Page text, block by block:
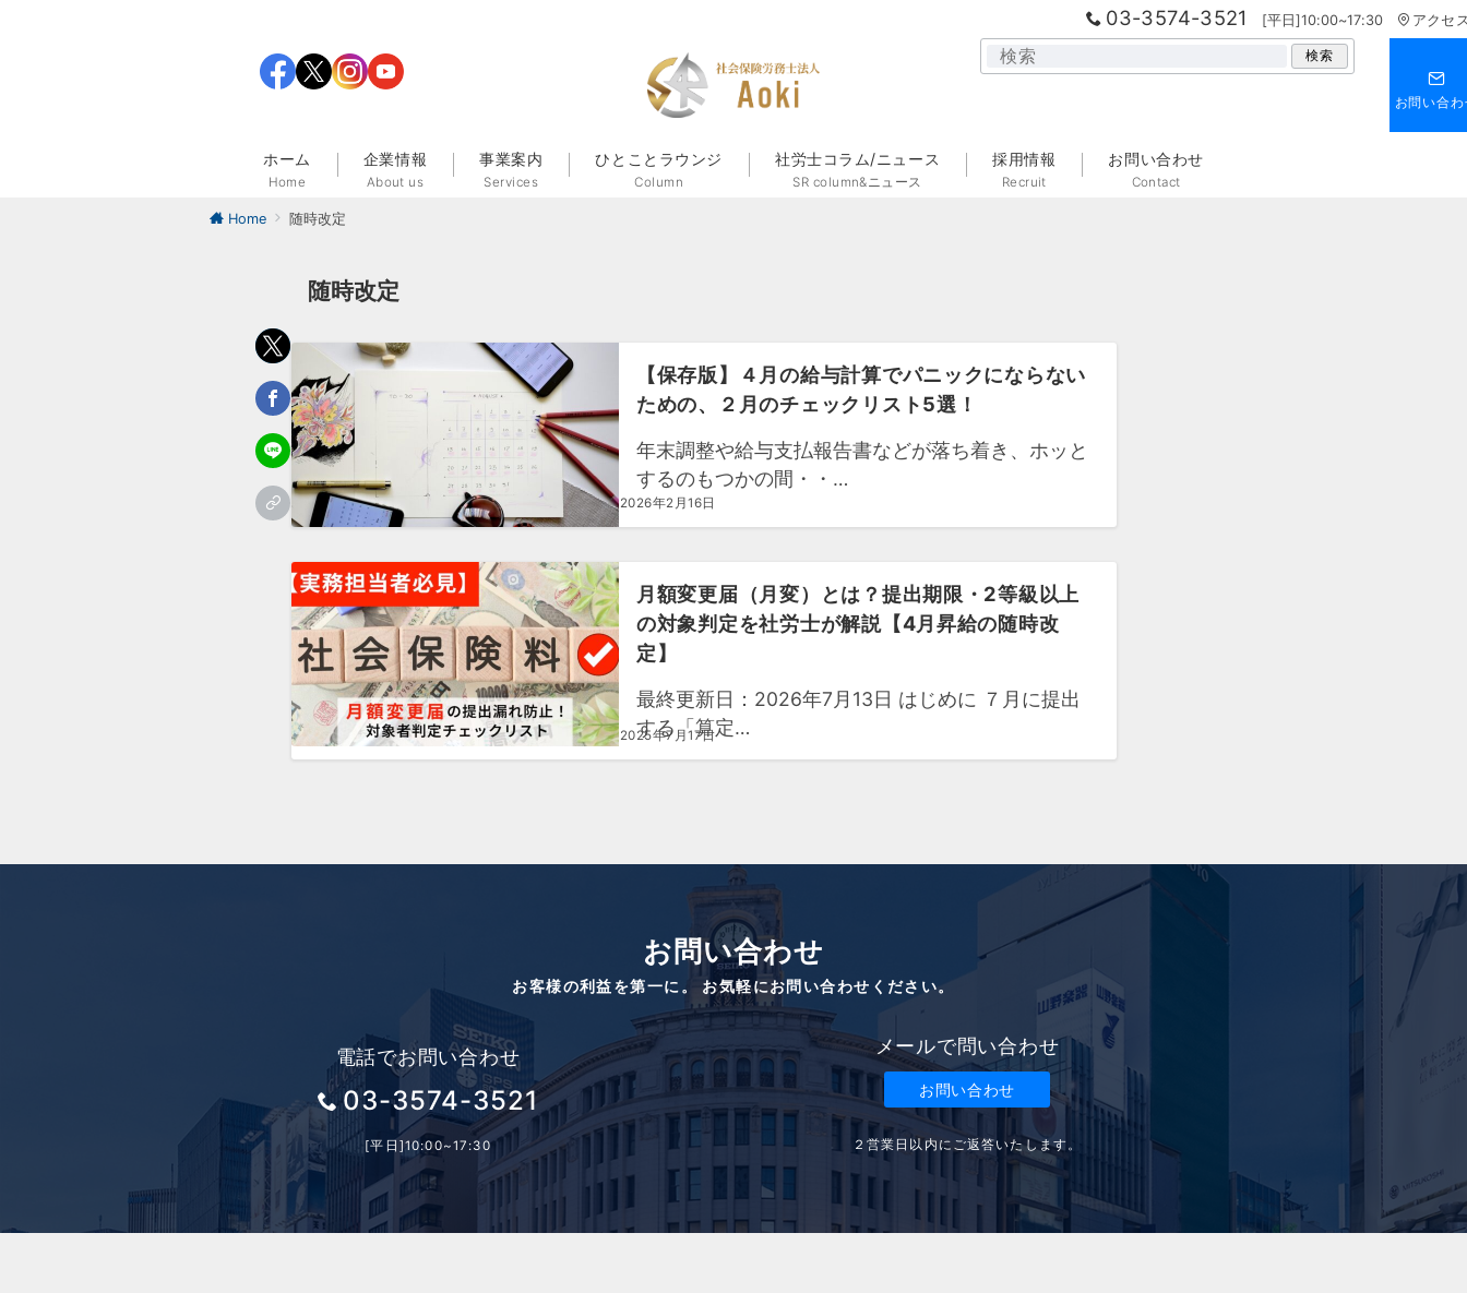
03-3574-3521 [平日]10:00~17:30 アクセ
検索
お問い合わ
ホーム
Home
企業情報
About us
事業案内
Services
ひとことラウンジ
Column
社労士コラム/ニュース
SR column&ニュース
採用情報
Recruit
お問い合わせ
Contact
Home 随時改定
随時改定
【保存版】４月の給与計算でパニックにならない
ための、２月のチェックリスト5選！
年末調整や給与支払報告書などが落ち着き、ホッと
するのもつかの間・・…
2026年2月16日
月額変更届（月変）とは？提出期限・2等級以上
の対象判定を社労士が解説【4月昇給の随時改
定】
最終更新日：2026年7月13日 はじめに ７月に提出
する「算定…
2025年7月17日
お問い合わせ
お客様の利益を第一に。 お気軽にお問い合わせください。
電話でお問い合わせ
03-3574-3521
[平日]10:00~17:30
メールで問い合わせ
お問い合わせ
２営業日以内にご返答いたします。